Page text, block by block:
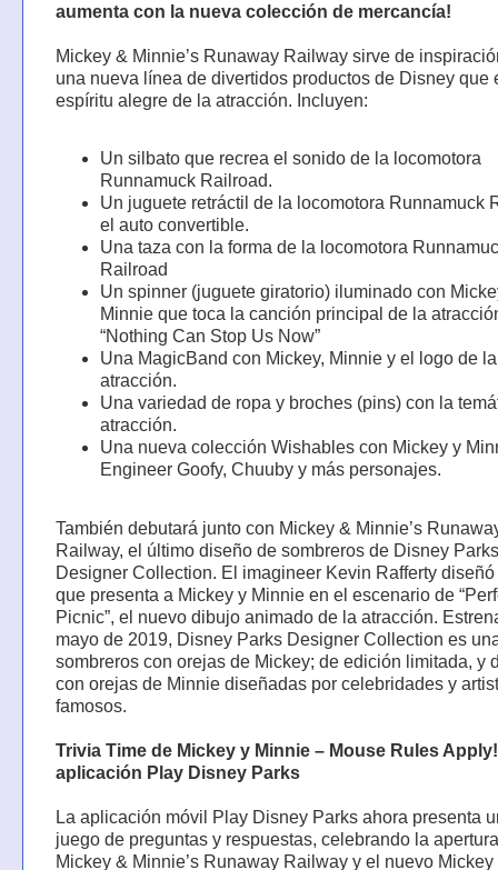
aumenta con la nueva colección de mercancía!
Mickey & Minnie’s Runaway Railway sirve de
una nueva línea de divertidos productos de Disney que
espíritu alegre de la atracción. Incluyen:
Un silbato que recrea el sonido de la locomotora
Runnamuck Railroad.
Un juguete retráctil de la locomotora Runnamuck
el auto convertible.
Una taza con la forma de la locomotora
Railroad
Un spinner (juguete giratorio) iluminado con
Minnie que toca la canción principal de la
“Nothing Can Stop Us Now”
Una MagicBand con Mickey, Minnie y el logo de la
atracción.
Una variedad de ropa y broches (pins) con la
atracción.
Una nueva colección Wishables con Mickey y
Engineer Goofy, Chuuby y más personajes.
También debutará junto con Mickey & Minnie’s
Railway, el último diseño de sombreros de Disney Parks
Designer Collection. El imagineer Kevin Rafferty
que presenta a Mickey y Minnie en el escenario de
Picnic”, el nuevo dibujo animado de la atracción.
mayo de 2019, Disney Parks Designer Collection es
sombreros con orejas de Mickey; de edición limitada, y
con orejas de Minnie diseñadas por celebridades y
famosos.
Trivia Time de Mickey y Minnie – Mouse Rules
aplicación Play Disney Parks
La aplicación móvil Play Disney Parks ahora presenta
juego de preguntas y respuestas, celebrando la
Mickey & Minnie’s Runaway Railway y el nuevo Mickey